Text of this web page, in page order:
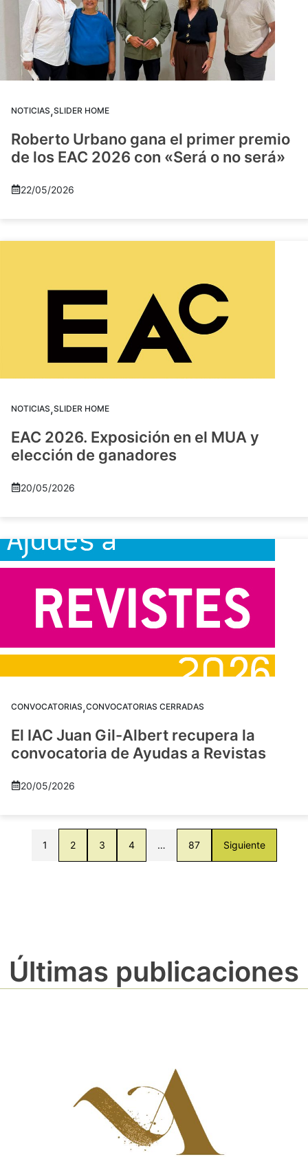
NOTICIAS,SLIDER HOME
Roberto Urbano gana el primer premio
de los EAC 2026 con «Será o no será»
22/05/2026
NOTICIAS,SLIDER HOME
EAC 2026. Exposición en el MUA y
elección de ganadores
20/05/2026
CONVOCATORIAS,CONVOCATORIAS CERRADAS
El IAC Juan Gil-Albert recupera la
convocatoria de Ayudas a Revistas
20/05/2026
1 2 3 4 … 87 Siguiente
Últimas publicaciones